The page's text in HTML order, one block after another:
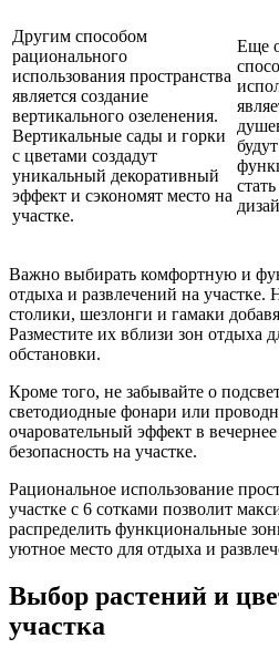
Другим способом
рационального
использования пространства
является создание
вертикального озеленения.
Вертикальные сады и горки
с цветами создадут
уникальный декоративный
эффект и сэкономят место на
участке.
Еще
Важно выбирать комфортную и
отдыха и развлечений на участке.
столики, шезлонги и гамаки
Разместите их вблизи зон отдыха
обстановки.
Кроме того, не забывайте о
светодиодные фонари или
очаровательный эффект в
безопасность на участке.
Рациональное использование
участке с 6 сотками позволит
распределить функциональные
уютное место для отдыха и
Выбор растений и
участка